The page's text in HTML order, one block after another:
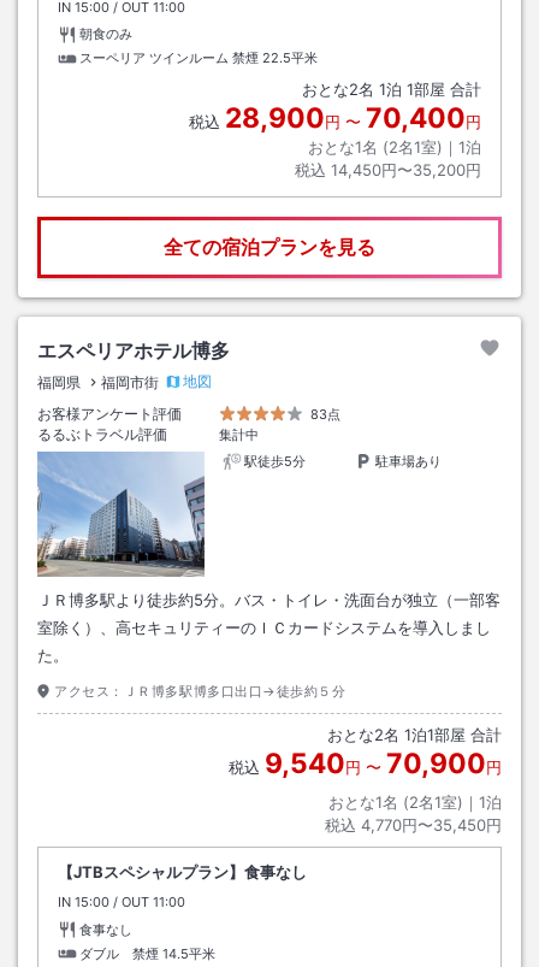
IN チェックイン
15:00 / OUT チェックアウト
11:00
朝食のみ
スーペリア ツインルーム 禁煙 22.5平米
おとな2名 1泊 1部屋 合計
税込 28,900円 〜 70,400円
おとな1名 (2名1室)｜ 1泊
税込 14,450円〜35,200円
全ての宿泊プランを見る
エスペリアホテル博多
福岡県 福岡市街
地図
お客様アンケート評価
83点
るるぶトラベル評価
集計中
駅徒歩5分
駐車場あり
ＪＲ博多駅より徒歩約5分。バス・トイレ・洗面台が独立（一部客
室除く）、高セキュリティーのＩＣカードシステムを導入しまし
た。
アクセス： ＪＲ博多駅博多口出口→徒歩約５分
おとな2名 1泊1部屋 合計
税込 9,540円 〜 70,900円
おとな1名 (2名1室)｜ 1泊
税込 4,770円〜35,450円
【JTBスペシャルプラン】食事なし
IN チェックイン
15:00 / OUT チェックアウト
11:00
食事なし
ダブル 禁煙 14.5平米